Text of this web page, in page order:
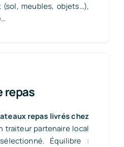
meubles, objets…),
repas
repas livrés chez
traiteur partenaire local
Équilibre :